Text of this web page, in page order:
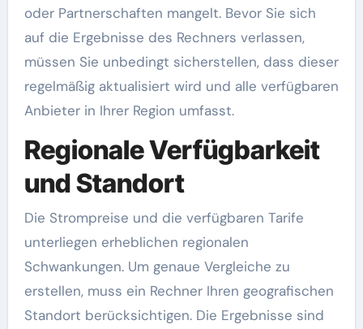
oder Partnerschaften mangelt. Bevor Sie sich
auf die Ergebnisse des Rechners verlassen,
müssen Sie unbedingt sicherstellen, dass dieser
regelmäßig aktualisiert wird und alle verfügbaren
Anbieter in Ihrer Region umfasst.
Regionale Verfügbarkeit
und Standort
Die Strompreise und die verfügbaren Tarife
unterliegen erheblichen regionalen
Schwankungen. Um genaue Vergleiche zu
erstellen, muss ein Rechner Ihren geografischen
Standort berücksichtigen. Die Ergebnisse sind